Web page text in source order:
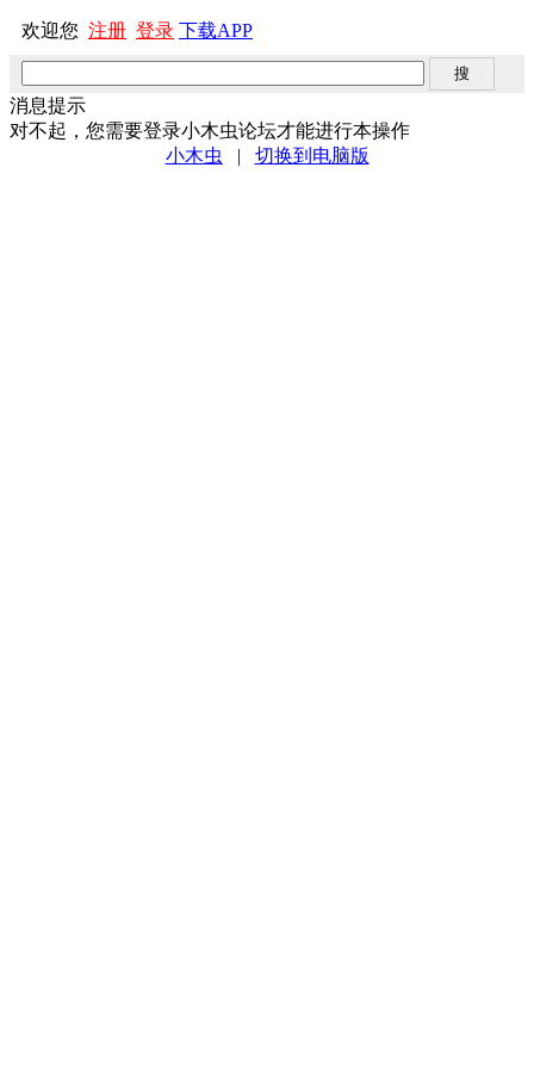
欢迎您 注册 登录 下载APP
消息提示
对不起，您需要登录小木虫论坛才能进行本操作
小木虫 | 切换到电脑版